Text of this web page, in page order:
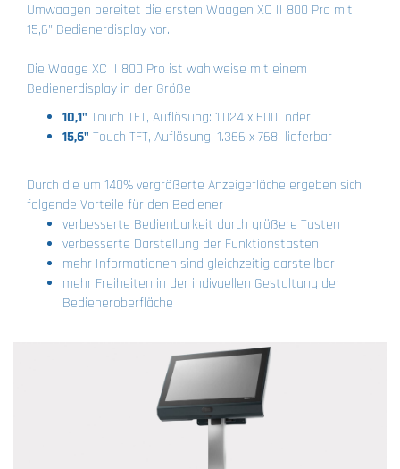
Umwaagen bereitet die ersten Waagen XC II 800 Pro mit
15,6" Bedienerdisplay vor.
Die Waage XC II 800 Pro ist wahlweise mit einem
Bedienerdisplay in der Größe
10,1" Touch TFT, Auflösung: 1.024 x 600 oder
15,6" Touch TFT, Auflösung: 1.366 x 768 lieferbar
Durch die um 140% vergrößerte Anzeigefläche ergeben sich
folgende Vorteile für den Bediener
verbesserte Bedienbarkeit durch größere Tasten
verbesserte Darstellung der Funktionstasten
mehr Informationen sind gleichzeitig darstellbar
mehr Freiheiten in der indivuellen Gestaltung der
Bedieneroberfläche